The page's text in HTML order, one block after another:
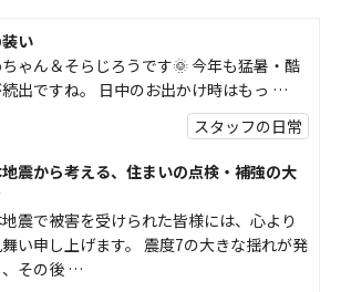
い
ちゃん＆そらじろうです🌞 今年も猛暑・酷
出ですね。 日中のお出かけ時はもっ …
スタッフの日常
震から考える、住まいの点検・補強の大
震で被害を受けられた皆様には、心より
い申し上げます。 震度7の大きな揺れが発
、その後 …